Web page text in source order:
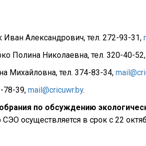
Иван Александрович, тел. 272-93-31,
Полина Николаевна, тел. 320-40-52,
Михайловна, тел. 374-83-34,
78-39, mail@cricuwr.by.
по обсуждению
осуществляется в срок с 22